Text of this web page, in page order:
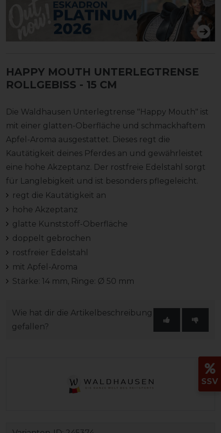
HAPPY MOUTH UNTERLEGTRENSE
ROLLGEBISS - 15 CM
Die Waldhausen Unterlegtrense "Happy Mouth" ist
mit einer glatten-Oberfläche und schmackhaftem
Apfel-Aroma ausgestattet. Dieses regt die
Kautätigkeit deines Pferdes an und gewährleistet
eine hohe Akzeptanz. Der rostfreie Edelstahl sorgt
für Langlebigkeit und ist besonders pflegeleicht.
regt die Kautätigkeit an
hohe Akzeptanz
glatte Kunststoff-Oberfläche
doppelt gebrochen
rostfreier Edelstahl
mit Apfel-Aroma
Stärke: 14 mm, Ringe: Ø 50 mm
Wie hat dir die Artikelbeschreibung
gefallen?
SSV